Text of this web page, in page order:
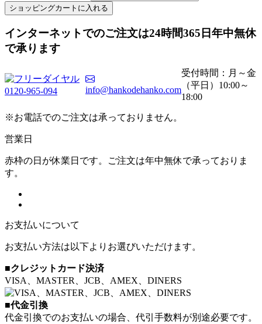
ショッピングカートに入れる
インターネットでのご注文は24時間365日年中無休
で承ります
0120-965-094 info@hankodehanko.com
受付時間：月～金
（平日）10:00～
18:00
※お電話でのご注文は承っておりません。
営業日
赤枠の日が休業日です。ご注文は年中無休で承っておりま
す。
お支払いについて
お支払い方法は以下よりお選びいただけます。
■クレジットカード決済
VISA、MASTER、JCB、AMEX、DINERS
■代金引換
代金引換でのお支払いの場合、代引手数料が別途必要です。